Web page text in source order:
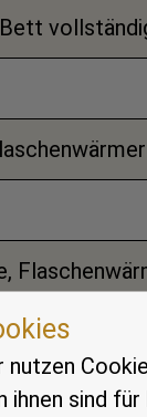
nutzen
ihnen sind